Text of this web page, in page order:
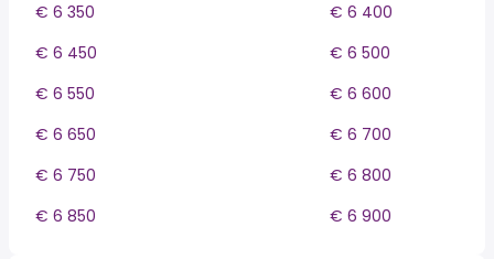
€ 6 350
€ 6 400
€ 6 450
€ 6 500
€ 6 550
€ 6 600
€ 6 650
€ 6 700
€ 6 750
€ 6 800
€ 6 850
€ 6 900